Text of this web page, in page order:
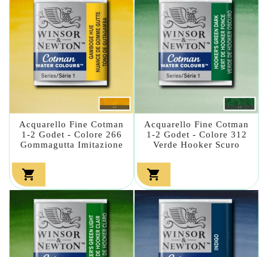
Acquarello Fine Cotman
1-2 Godet - Colore 266
Gommagutta Imitazione

Acquarello Fine Cotman
1-2 Godet - Colore 312
Verde Hooker Scuro
